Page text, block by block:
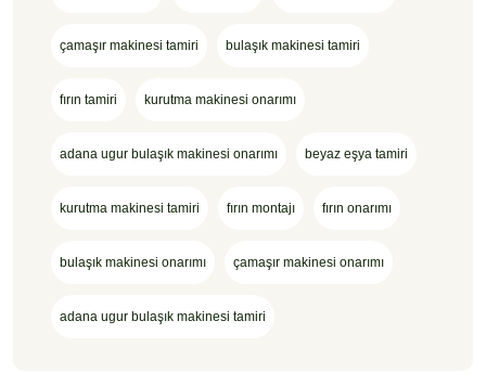
çamaşır makinesi tamiri bulaşık makinesi tamiri
fırın tamiri kurutma makinesi onarımı
adana ugur bulaşık makinesi onarımı beyaz eşya tamiri
kurutma makinesi tamiri fırın montajı fırın onarımı
bulaşık makinesi onarımı çamaşır makinesi onarımı
adana ugur bulaşık makinesi tamiri